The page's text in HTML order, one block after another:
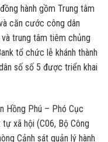
hành gồm Trung tâm
căn cước công dân
trung tâm tiêm chủng
tổ chức lễ khánh thành
số số 5 được triển khai
Hồng Phú – Phó Cục
xã hội (C06, Bộ Công
Cảnh sát quản lý hành